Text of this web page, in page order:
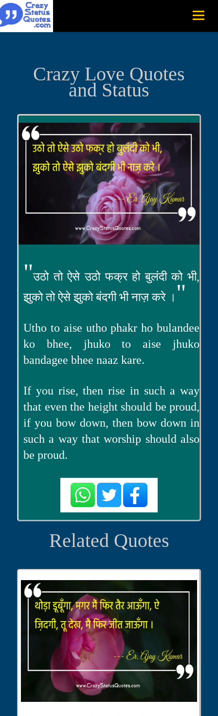
Crazy Love Quotes
and Status
"उठो तो ऐसे उठो फक्र हो बुलंदी को भी,
झुको तो ऐसे झुको बंदगी भी नाज़ करे । "
Utho to aise utho phakr ho bulandee
ko bhee, jhuko to aise jhuko
bandagee bhee naaz kare.
If you rise, then rise in such a way
that even the height should be proud,
if you bow down, then bow down in
such a way that worship should also
be proud.
Related Quotes